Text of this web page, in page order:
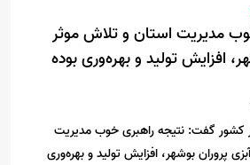
مدیریت استان و تلاش موثر
افزایش تولید و بهره‌وری بوده
کشور گفت: نتیجه راهبری خوب مدیریت
پروران بوشهر، افزایش تولید و بهره‌وری